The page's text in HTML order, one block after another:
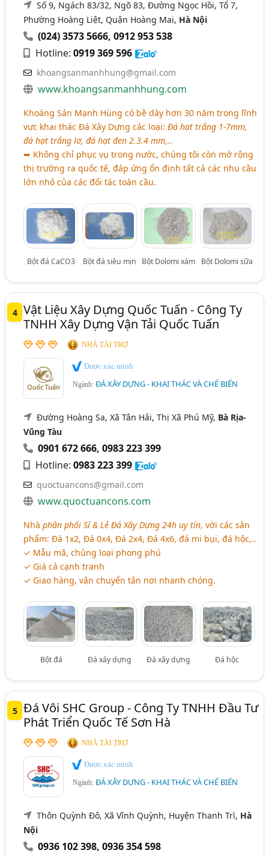
Số 9, Ngách 83/32, Ngõ 83, Đường Ngọc Hồi, Tổ 7,
Phường Hoàng Liệt, Quận Hoàng Mai, Hà Nội
(024) 3573 5666,0912 953 538
Hotline:0919 369 596
khoangsanmanhhung@gmail.com
www.khoangsanmanhhung.com
Khoáng Sản Mạnh Hùng có bề dày hơn 30 năm trong lĩnh
vực khai thác Đá Xây Dựng các loại:Đá hạt trắng 1-7mm,
đá hạt trắng lơ, đá hạt đen 2.3.4 mm,..
➥ Không chỉ phục vụ trong nước, chúng tôi còn mở rộng
thị trường ra quốc tế, đáp ứng ổn định tất cả các nhu cầu
lớn nhỏ của các đối tác toàn cầu.
Bột đá CaCO3 Bột đá siêu mịn Bột Dolomi xám Bột Dolomi sữa
4 Vật Liệu Xây Dựng Quốc Tuấn - Công Ty
TNHH Xây Dựng Vận Tải Quốc Tuấn
NHÀ TÀI TRỢ
Được xác minh
Ngành:ĐÁ XÂY DỰNG - KHAI THÁC VÀ CHẾ BIẾN
Đường Hoàng Sa, Xã Tân Hải, Thị Xã Phú Mỹ, Bà Rịa-
Vũng Tàu
0901 672 666,0983 223 399
Hotline:0983 223 399
quoctuancons@gmail.com
www.quoctuancons.com
Nhàphân phối Sỉ & Lẻ Đá Xây Dựng 24h uy tín, với các sản
phẩm: Đá 1x2, Đá 0x4, Đá 2x4, Đá 4x6, đá mi bụi, đá hộc,..
✓ Mẫu mã, chủng loại phong phú
✓ Giá cả cạnh tranh
✓ Giao hàng, vận chuyển tận nơi nhanh chóng.
Bột đá Đá xây dựng Đá xây dựng Đá hộc
5 Đá Vôi SHC Group - Công Ty TNHH Đầu Tư
Phát Triển Quốc Tế Sơn Hà
NHÀ TÀI TRỢ
Được xác minh
Ngành:ĐÁ XÂY DỰNG - KHAI THÁC VÀ CHẾ BIẾN
Thôn Quỳnh Đô, Xã Vĩnh Quỳnh, Huyện Thanh Trì, Hà
Nội
0936 102 398,0936 354 598